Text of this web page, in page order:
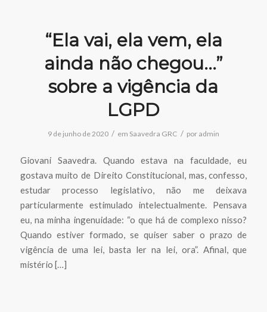
“Ela vai, ela vem, ela
ainda não chegou…”
sobre a vigência da
LGPD
9 de junho de 2020 / em Saavedra GRC / por admin
Giovani Saavedra. Quando estava na faculdade, eu
gostava muito de Direito Constitucional, mas, confesso,
estudar processo legislativo, não me deixava
particularmente estimulado intelectualmente. Pensava
eu, na minha ingenuidade: “o que há de complexo nisso?
Quando estiver formado, se quiser saber o prazo de
vigência de uma lei, basta ler na lei, ora”. Afinal, que
mistério […]